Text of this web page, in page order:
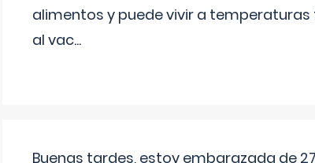
alimentos y puede vivir a
al vac...
Buenas tardes, estoy embarazada de